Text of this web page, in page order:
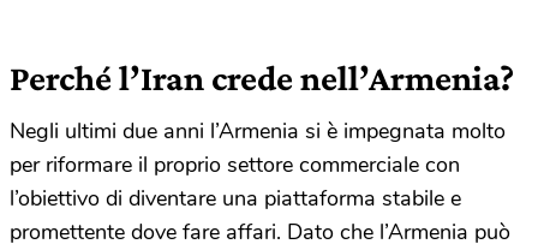
Perché l’Iran crede nell’Armenia?
Negli ultimi due anni l’Armenia si è impegnata molto
per riformare il proprio settore commerciale con
l’obiettivo di diventare una piattaforma stabile e
promettente dove fare affari. Dato che l’Armenia può